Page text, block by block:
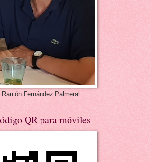
Fernández Palmeral
QR para móviles